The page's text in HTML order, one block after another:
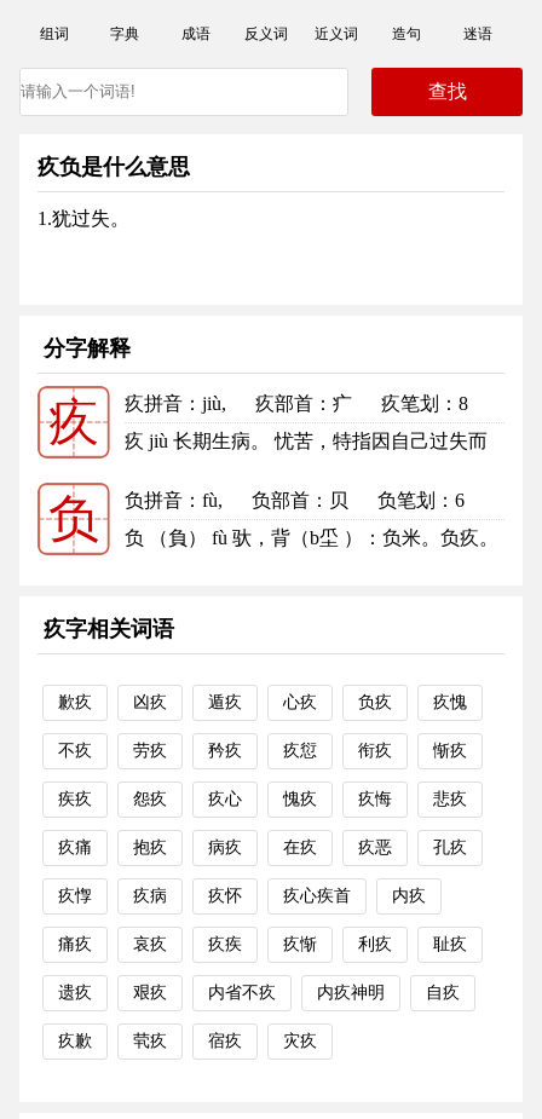
组词 字典 成语 反义词 近义词 造句 迷语
疚负是什么意思
1.犹过失。
分字解释
疚 疚拼音 ：jiù, 疚部首 ：疒
疚笔划：8
疚的笔顺
疚 jiù 长期生病。 忧苦，特指因自己过失而
负 负拼音 ：fù, 负部首 ：贝
负笔划：6
负的笔顺
负 （負） fù 驮，背（b坕 ）：负米。负疚。
疚字相关词语
歉疚 凶疚 遁疚 心疚 负疚 疚愧
不疚 劳疚 矜疚 疚愆 衔疚 惭疚
疾疚 怨疚 疚心 愧疚 疚悔 悲疚
疚痛 抱疚 病疚 在疚 疚恶 孔疚
疚惸 疚病 疚怀 疚心疾首 内疚
痛疚 哀疚 疚疾 疚惭 利疚 耻疚
遗疚 艰疚 内省不疚 内疚神明 自疚
疚歉 茕疚 宿疚 灾疚